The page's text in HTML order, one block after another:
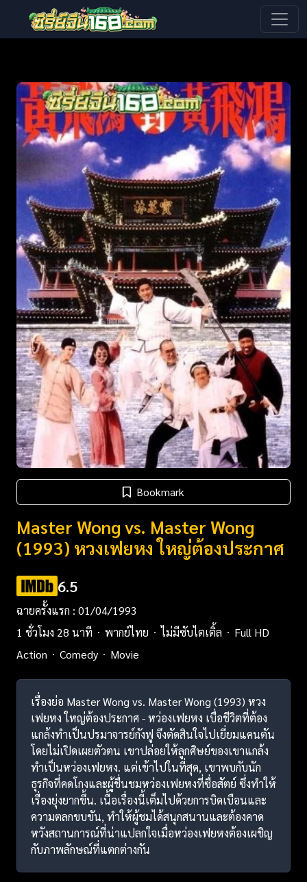
Bookmark
Master Wong vs. Master Wong
(1993) หวงเฟยหง ใหญ่ต้องประกาศ
6.5
ฉายครั้งแรก : 01/04/1993
1 ชั่วโมง 28 นาที
พากย์ไทย ไม่มีซับไตเติ้ล
Full HD
Action
Comedy Movie
เรื่องย่อ Master Wong vs. Master Wong (1993) หวง
เฟยหง ใหญ่ต้องประกาศ - หว่องเฟยหง เบื่อชีวิตที่ต้อง
แกล้งทำเป็นปรมาจารย์กังฟู จึงตัดสินใจไปเยี่ยมแคนตัน
โดยไม่เปิดเผยตัวตน เขาปล่อยให้ลูกศิษย์ของเขาแกล้ง
ทำเป็นหว่องเฟยหง. แต่เข้าไปในที่สุด, เขาพบกับนัก
ธุรกิจที่คดโกงและผู้ชื่นชมหว่องเฟยหงที่ซื่อสัตย์ ซึ่งทำให้
เรื่องยุ่งยากขึ้น. เนื้อเรื่องนี้เต็มไปด้วยการบิดเบือนและ
ความตลกขบขัน, ทำให้ผู้ชมได้สนุกสนานและต้องคาด
หวังสถานการณ์ที่น่าแปลกใจเมื่อหว่องเฟยหงต้องเผชิญ
กับภาพลักษณ์ที่แตกต่างกัน